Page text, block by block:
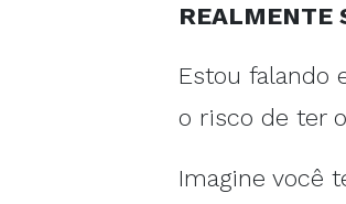
Estou falando
o risco de ter
Imagine você